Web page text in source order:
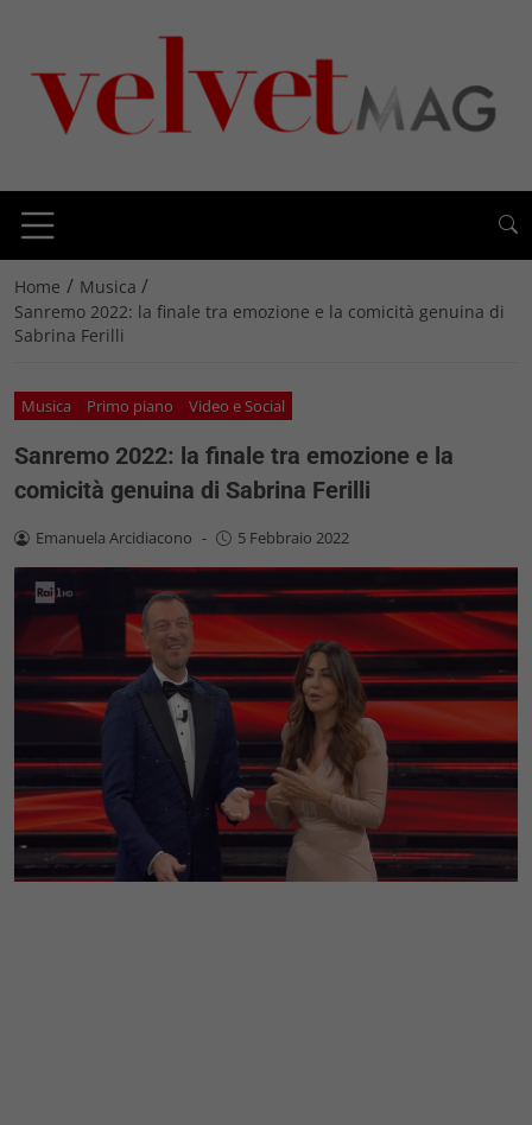
Home / Musica /
Sanremo 2022: la finale tra emozione e la comicità genuina di
Sabrina Ferilli
Musica Primo piano Video e Social
Sanremo 2022: la finale tra emozione e la
comicità genuina di Sabrina Ferilli
Emanuela Arcidiacono - 5 Febbraio 2022